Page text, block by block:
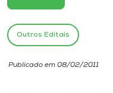
Portal de Ensino
Unoesc
Outros Editais
Publicado em 08/02/2011